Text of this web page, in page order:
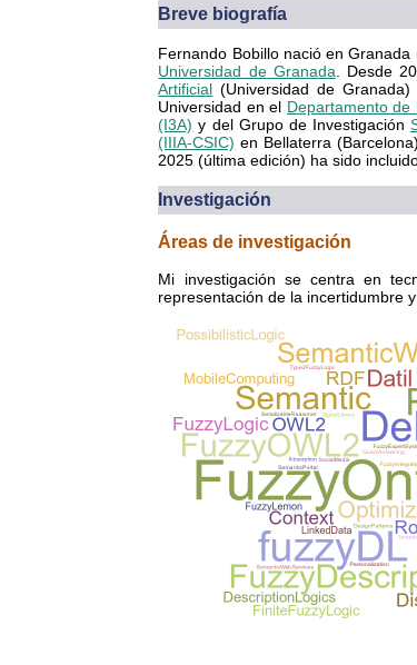
Breve biografía
Fernando Bobillo nació en
Universidad de Granada. Desde
Artificial (Universidad de
Universidad en el Departamento
(I3A) y del Grupo de Investigación
(IIIA-CSIC) en Bellaterra
2025 (última edición) ha sido
Investigación
Áreas de investigación
Mi investigación se centra en
representación de la incertidumbre